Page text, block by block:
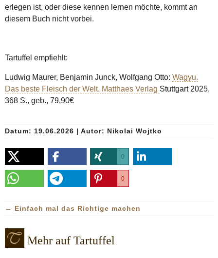
erlegen ist, oder diese kennen lernen möchte, kommt an
diesem Buch nicht vorbei.
Tartuffel empfiehlt:
Ludwig Maurer, Benjamin Junck, Wolfgang Otto: Wagyu.
Das beste Fleisch der Welt. Matthaes Verlag Stuttgart 2025,
368 S., geb., 79,90€
Datum: 19.06.2026 | Autor: Nikolai Wojtko
0
0
← Einfach mal das Richtige machen
Mehr auf Tartuffel